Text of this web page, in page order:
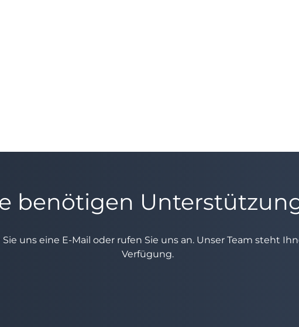
benötigen
uns eine E-Mail oder rufen Sie uns an. Unser Team steht
Verfügung.